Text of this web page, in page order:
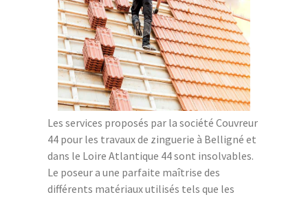
Les services proposés par la société Couvreur
44 pour les travaux de zinguerie à Belligné et
dans le Loire Atlantique 44 sont insolvables.
Le poseur a une parfaite maîtrise des
différents matériaux utilisés tels que les